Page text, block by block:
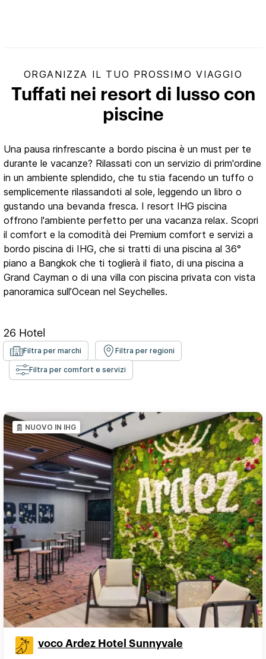
ORGANIZZA IL TUO PROSSIMO VIAGGIO
Tuffati nei resort di lusso con
piscine
Una pausa rinfrescante a bordo piscina è un must per te
durante le vacanze? Rilassati con un servizio di prim'ordine
in un ambiente splendido, che tu stia facendo un tuffo o
semplicemente rilassandoti al sole, leggendo un libro o
gustando una bevanda fresca. I resort IHG piscina
offrono l'ambiente perfetto per una vacanza relax. Scopri
il comfort e la comodità dei Premium comfort e servizi a
bordo piscina di IHG, che si tratti di una piscina al 36°
piano a Bangkok che ti toglierà il fiato, di una piscina a
Grand Cayman o di una villa con piscina privata con vista
panoramica sull’Ocean nel Seychelles.
26 Hotel
Filtra per marchi Filtra per regioni
Filtra per comfort e servizi
NUOVO IN IHG
voco Ardez Hotel Sunnyvale